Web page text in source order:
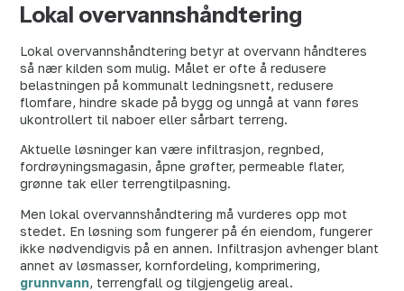
Lokal overvannshåndtering
Lokal overvannshåndtering betyr at overvann håndteres
så nær kilden som mulig. Målet er ofte å redusere
belastningen på kommunalt ledningsnett, redusere
flomfare, hindre skade på bygg og unngå at vann føres
ukontrollert til naboer eller sårbart terreng.
Aktuelle løsninger kan være infiltrasjon, regnbed,
fordrøyningsmagasin, åpne grøfter, permeable flater,
grønne tak eller terrengtilpasning.
Men lokal overvannshåndtering må vurderes opp mot
stedet. En løsning som fungerer på én eiendom, fungerer
ikke nødvendigvis på en annen. Infiltrasjon avhenger blant
annet av løsmasser, kornfordeling, komprimering,
grunnvann, terrengfall og tilgjengelig areal.